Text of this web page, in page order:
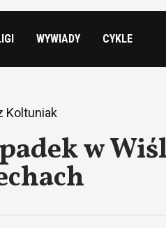
WYWIADY CYKLE
Koltuniak
w